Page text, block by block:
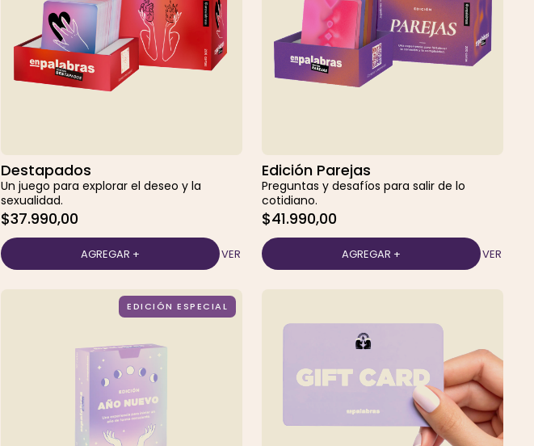
Destapados
Un juego para explorar el deseo y la
sexualidad.
$37.990,00
VER
Edición Parejas
Preguntas y desafíos para salir de lo
cotidiano.
$41.990,00
VER
EDICIÓN ESPECIAL